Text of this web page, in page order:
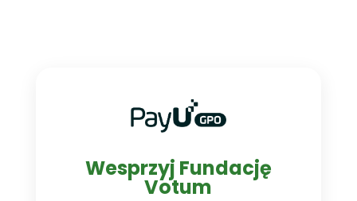
Wesprzyj Fundację
Votum